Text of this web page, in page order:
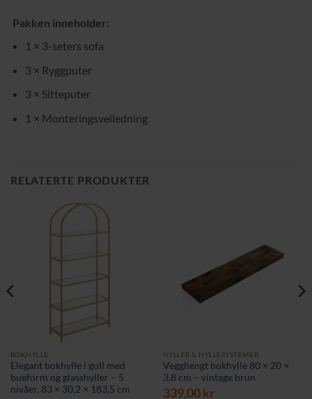
Pakken inneholder:
1 × 3-seters sofa
3 × Ryggputer
3 × Sitteputer
1 × Monteringsveiledning
RELATERTE PRODUKTER
BOKHYLLE
Elegant bokhylle i gull med
bueform og glasshyller – 5
nivåer, 83 × 30,2 × 183,5 cm
HYLLER & HYLLESYSTEMER
Vegghengt bokhylle 80 × 20 ×
3,8 cm – vintage brun
339,00kr